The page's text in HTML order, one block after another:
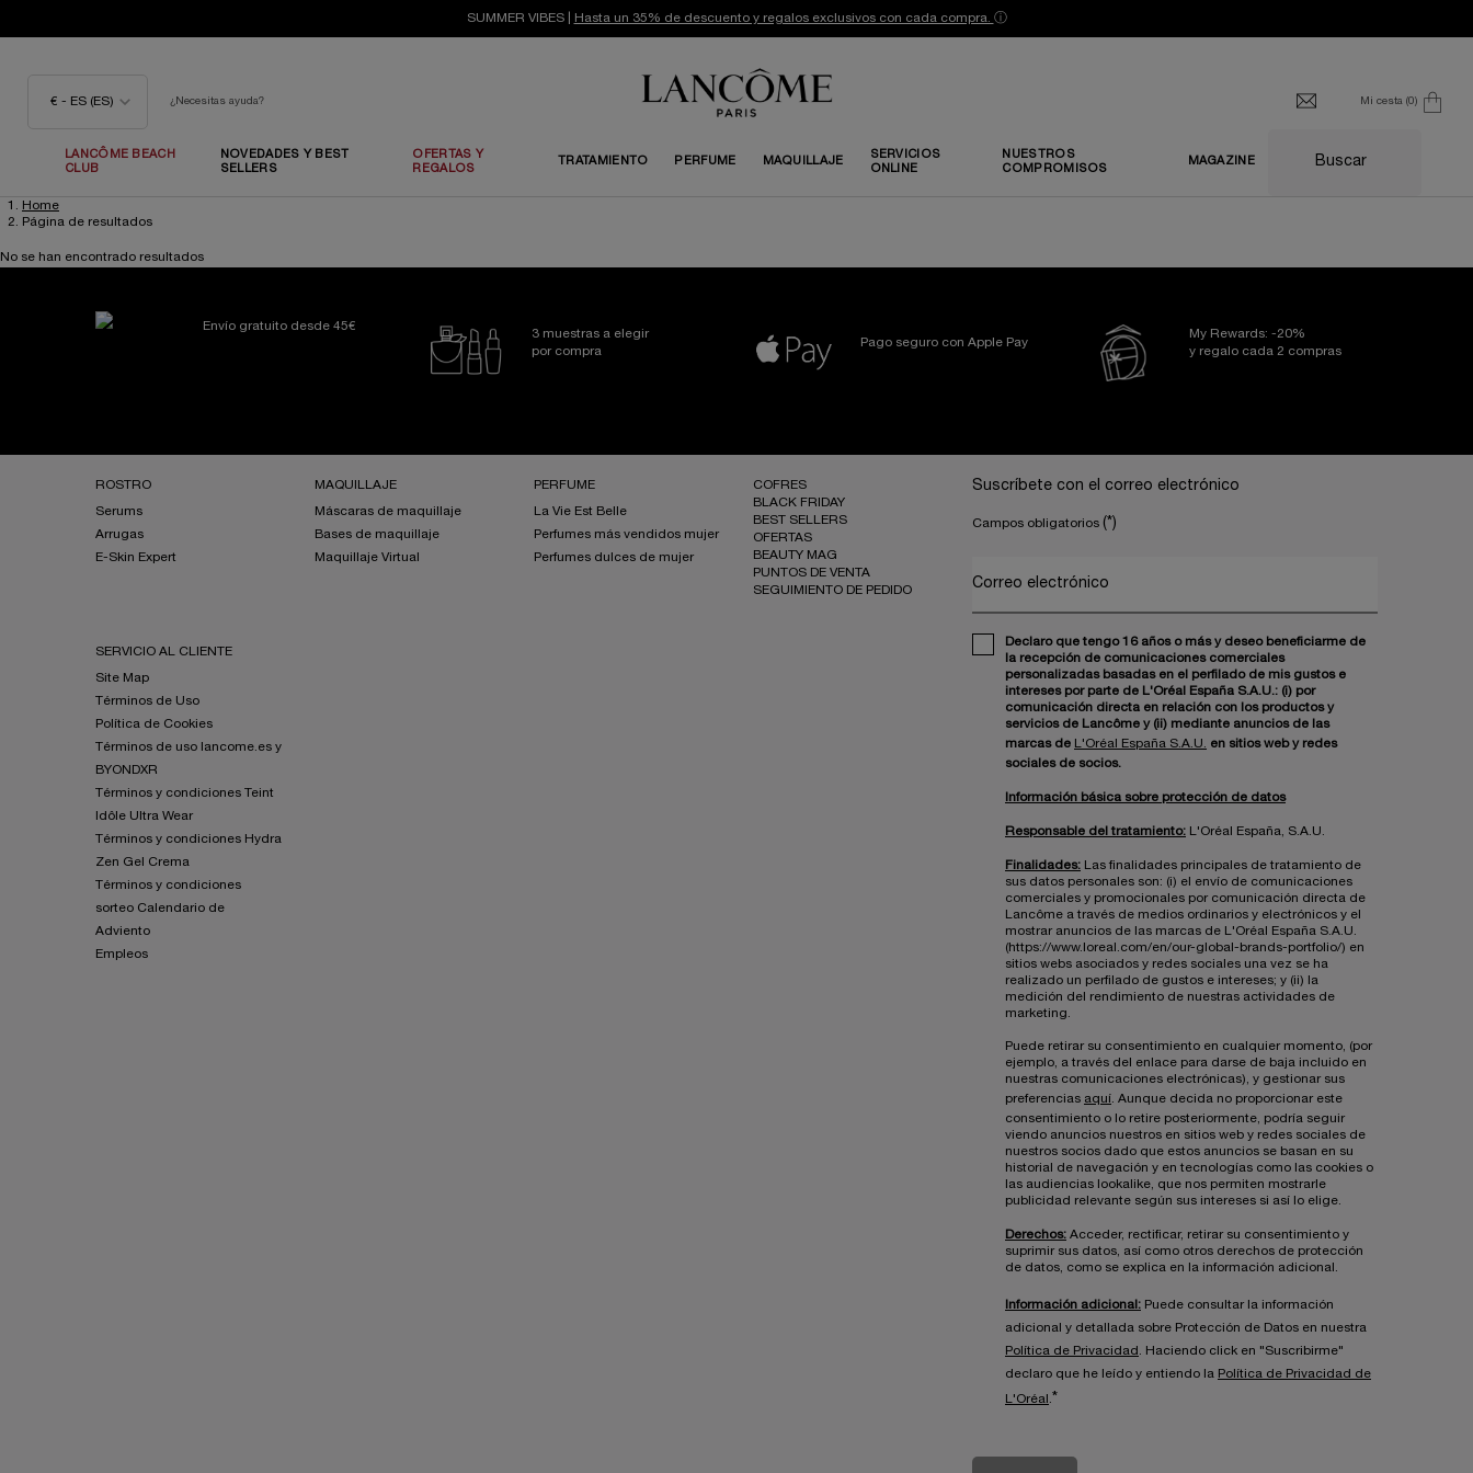
SUMMER VIBES | Hasta un 35% de descuento y regalos exclusivos con cada compra. ⓘ
€ - ES (ES) ¿Necesitas ayuda? Mi cesta 0
0 producto
LANCÔME BEACH
CLUB
NOVEDADES Y BEST
SELLERS
OFERTAS Y
REGALOS
TRATAMIENTO PERFUME MAQUILLAJE
SERVICIOS
ONLINE
NUESTROS
COMPROMISOS
MAGAZINE Buscar
Contenido principal
Home
Página de resultados
No se han encontrado resultados
Envío gratuito desde 45€
3 muestras a elegir
por compra
Pago seguro con Apple Pay
My Rewards: -20%
y regalo cada 2 compras
ROSTRO
Serums
Arrugas
E-Skin Expert
MAQUILLAJE
Máscaras de maquillaje
Bases de maquillaje
Maquillaje Virtual
PERFUME
La Vie Est Belle
Perfumes más vendidos mujer
Perfumes dulces de mujer
COFRES
BLACK FRIDAY
BEST SELLERS
OFERTAS
BEAUTY MAG
PUNTOS DE VENTA
SEGUIMIENTO DE PEDIDO
SERVICIO AL CLIENTE
Site Map
Términos de Uso
Política de Cookies
Términos de uso lancome.es y
BYONDXR
Términos y condiciones Teint
Idôle Ultra Wear
Términos y condiciones Hydra
Zen Gel Crema
Términos y condiciones
sorteo Calendario de
Adviento
Empleos
Suscríbete con el correo electrónico
Campos obligatorios (*)
Correo electrónico
Declaro que tengo 16 años o más y deseo beneficiarme de
la recepción de comunicaciones comerciales
personalizadas basadas en el perfilado de mis gustos e
intereses por parte de L'Oréal España S.A.U.: (i) por
comunicación directa en relación con los productos y
servicios de Lancôme y (ii) mediante anuncios de las
marcas de
L'Oréal España S.A.U.
en sitios web y redes
sociales de socios.
Información básica sobre protección de datos
Responsable del tratamiento: L'Oréal España, S.A.U.
Finalidades: Las finalidades principales de tratamiento de
sus datos personales son: (i) el envío de comunicaciones
comerciales y promocionales por comunicación directa de
Lancôme a través de medios ordinarios y electrónicos y el
mostrar anuncios de las marcas de L'Oréal España S.A.U.
(https://www.loreal.com/en/our-global-brands-portfolio/) en
sitios webs asociados y redes sociales una vez se ha
realizado un perfilado de gustos e intereses; y (ii) la
medición del rendimiento de nuestras actividades de
marketing.
Puede retirar su consentimiento en cualquier momento, (por
ejemplo, a través del enlace para darse de baja incluido en
nuestras comunicaciones electrónicas), y gestionar sus
preferencias aquí . Aunque decida no proporcionar este
consentimiento o lo retire posteriormente, podría seguir
viendo anuncios nuestros en sitios web y redes sociales de
nuestros socios dado que estos anuncios se basan en su
historial de navegación y en tecnologías como las cookies o
las audiencias lookalike, que nos permiten mostrarle
publicidad relevante según sus intereses si así lo elige.
Derechos: Acceder, rectificar, retirar su consentimiento y
suprimir sus datos, así como otros derechos de protección
de datos, como se explica en la información adicional.
Información adicional: Puede consultar la información
adicional y detallada sobre Protección de Datos en nuestra
Política de Privacidad
. Haciendo click en "Suscribirme"
declaro que he leído y entiendo la Política de Privacidad de
L'Oréal *